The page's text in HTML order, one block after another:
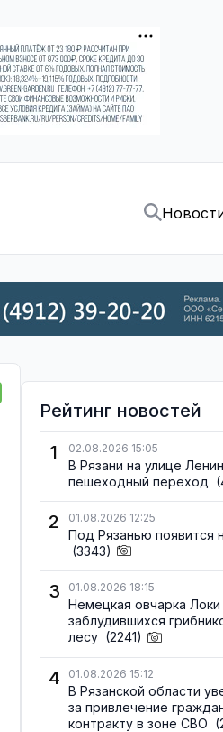
Рейтинг новостей
1
02.08.2026 15:05
В Рязани на улице
пешеходный переход
2 01.08.2026 12:25
Под Рязанью появится
(3343)
3 01.08.2026 18:15
Немецкая овчарка
заблудившихся
лесу (2241)
4 01.08.2026 15:12
В Рязанской области
за привлечение
контракту в зоне СВО